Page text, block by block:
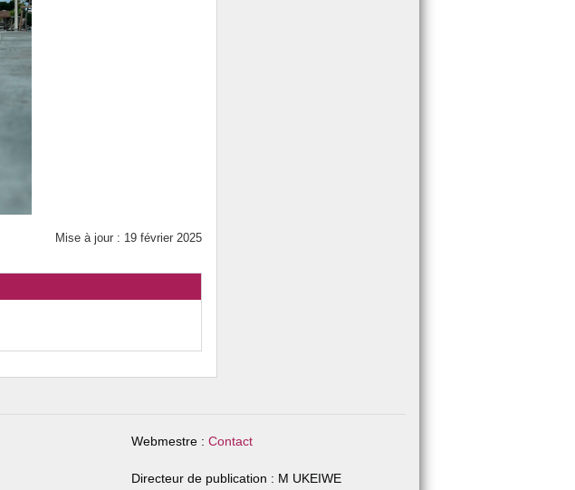
Mise à jour : 19 février 2025
Webmestre : Contact
Directeur de publication : M UKEIWE